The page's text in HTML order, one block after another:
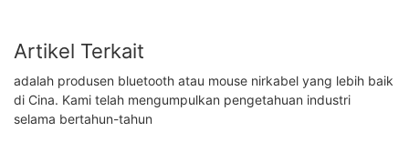
Artikel Terkait
adalah produsen bluetooth atau mouse nirkabel yang lebih baik
di Cina. Kami telah mengumpulkan pengetahuan industri
selama bertahun-tahun